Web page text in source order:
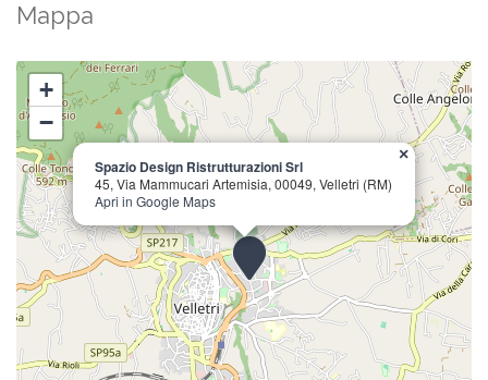
Mappa
Spazio Design Ristrutturazioni Srl
45, Via Mammucari Artemisia, 00049, Velletri (RM)
Apri in Google Maps
×
+
−